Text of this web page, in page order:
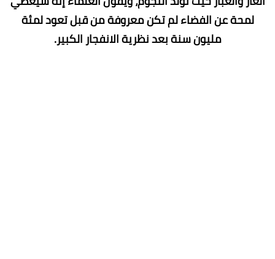
لمحة عن الفضاء لم تكن معروفة من قبل تعود لمئة
مليون سنة بعد نظرية الانفجار الكبير.